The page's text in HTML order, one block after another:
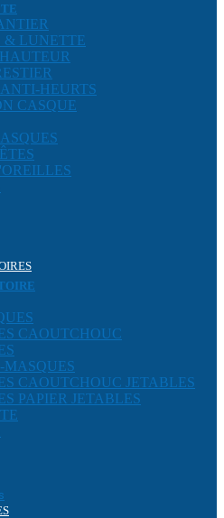
& LUNETTE
HEURTS
CASQUE
CAOUTCHOUC
MASQUES
CAOUTCHOUC JETABLES
PAPIER JETABLES